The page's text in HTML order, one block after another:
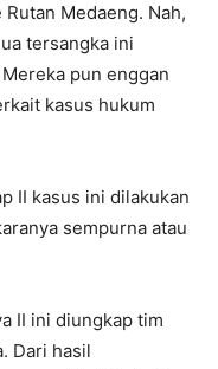
Medaeng. Nah,
tersangka ini
pun enggan
kasus hukum
II kasus ini dilakukan
sempurna atau
II ini diungkap tim
Dari hasil